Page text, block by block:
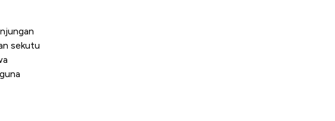
sekutu